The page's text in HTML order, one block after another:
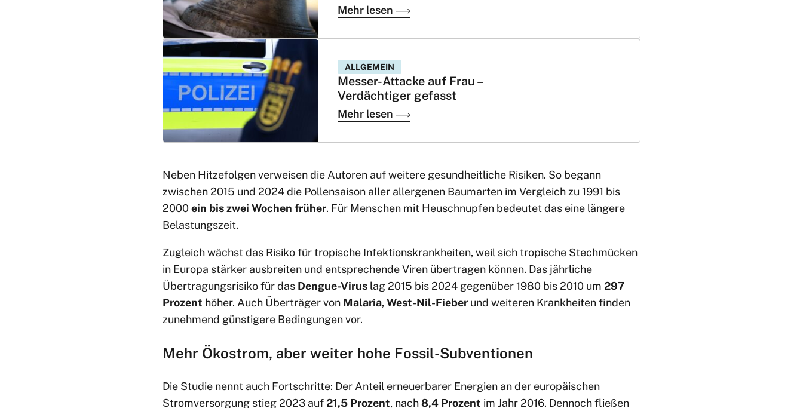
Mehr lesen
ALLGEMEIN
Messer-Attacke auf Frau –
Verdächtiger gefasst
Mehr lesen
Neben Hitzefolgen verweisen die Autoren auf weitere gesundheitliche Risiken. So begann
zwischen 2015 und 2024 die Pollensaison aller allergenen Baumarten im Vergleich zu 1991 bis
2000ein bis zwei Wochen früher. Für Menschen mit Heuschnupfen bedeutet das eine längere
Belastungszeit.
Zugleich wächst das Risiko für tropische Infektionskrankheiten, weil sich tropische Stechmücken
in Europa stärker ausbreiten und entsprechende Viren übertragen können. Das jährliche
Übertragungsrisiko für das Dengue-Virus lag 2015 bis 2024 gegenüber 1980 bis 2010 um 297
Prozent höher. Auch Überträger von Malaria, West-Nil-Fieber und weiteren Krankheiten finden
zunehmend günstigere Bedingungen vor.
Mehr Ökostrom, aber weiter hohe Fossil-Subventionen
Die Studie nennt auch Fortschritte: Der Anteil erneuerbarer Energien an der europäischen
Stromversorgung stieg 2023 auf21,5 Prozent, nach8,4 Prozent im Jahr 2016. Dennoch fließen